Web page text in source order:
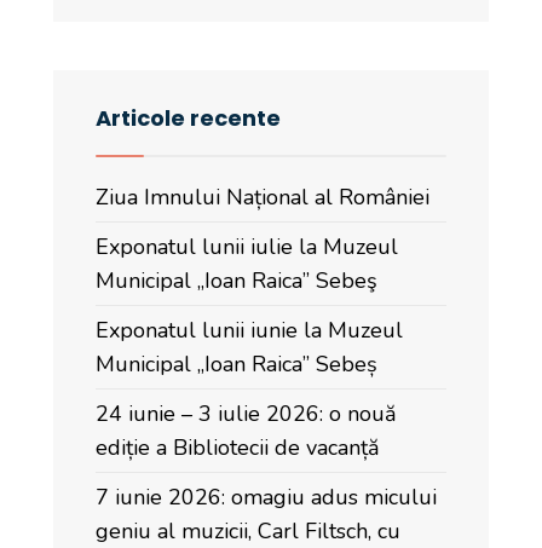
Articole recente
Ziua Imnului Național al României
Exponatul lunii iulie la Muzeul
Municipal „Ioan Raica” Sebeş
Exponatul lunii iunie la Muzeul
Municipal „Ioan Raica” Sebeș
24 iunie – 3 iulie 2026: o nouă
ediție a Bibliotecii de vacanță
7 iunie 2026: omagiu adus micului
geniu al muzicii, Carl Filtsch, cu